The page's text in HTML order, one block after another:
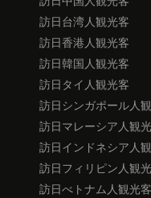
訪日台湾人観光客
訪日香港人観光客
訪日韓国人観光客
訪日タイ人観光客
訪日シンガポール人
訪日マレーシア人観
訪日インドネシア人
訪日フィリピン人観
訪日べトナム人観光客